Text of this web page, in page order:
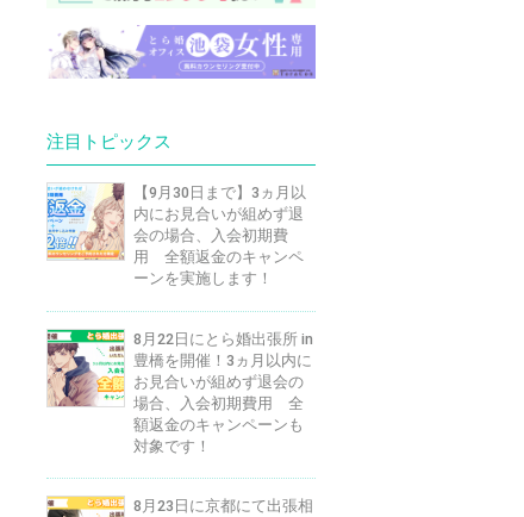
注目トピックス
【9月30日まで】3ヵ月以
内にお見合いが組めず退
会の場合、入会初期費
用 全額返金のキャンペ
ーンを実施します！
8月22日にとら婚出張所 in
豊橋を開催！3ヵ月以内に
お見合いが組めず退会の
場合、入会初期費用 全
額返金のキャンペーンも
対象です！
8月23日に京都にて出張相